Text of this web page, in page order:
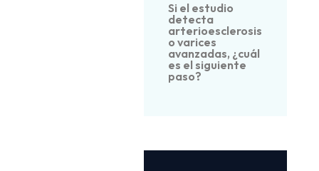
Si el estudio
detecta
arterioesclerosis
o varices
avanzadas, ¿cuál
es el siguiente
paso?